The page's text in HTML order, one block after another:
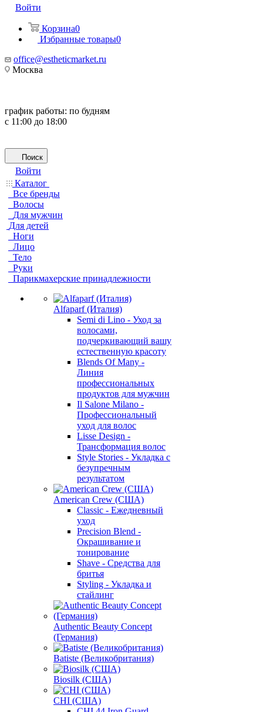
Войти
Корзина0
Избранные товары0
office@estheticmarket.ru
Москва
график работы: по будням
с 11:00 до 18:00
Поиск
Войти
Каталог
Все бренды
Волосы
Для мужчин
Для детей
Ноги
Лицо
Тело
Руки
Парикмахерские принадлежности
Alfaparf (Италия)
Semi di Lino - Уход за
волосами,
подчеркивающий вашу
естественную красоту
Blends Of Many -
Линия
профессиональных
продуктов для мужчин
Il Salone Milano -
Профессиональный
уход для волос
Lisse Design -
Трансформация волос
Style Stories - Укладка с
безупречным
результатом
American Crew (США)
Classic - Ежедневный
уход
Precision Blend -
Окрашивание и
тонирование
Shave - Средства для
бритья
Styling - Укладка и
стайлинг
Authentic Beauty Concept
(Германия)
Batiste (Великобритания)
Biosilk (США)
CHI (США)